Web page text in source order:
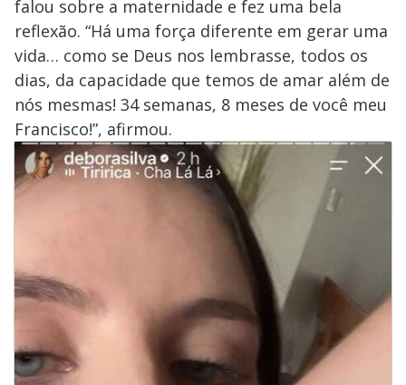
falou sobre a maternidade e fez uma bela
reflexão. “Há uma força diferente em gerar uma
vida… como se Deus nos lembrasse, todos os
dias, da capacidade que temos de amar além de
nós mesmas! 34 semanas, 8 meses de você meu
Francisco!”, afirmou.